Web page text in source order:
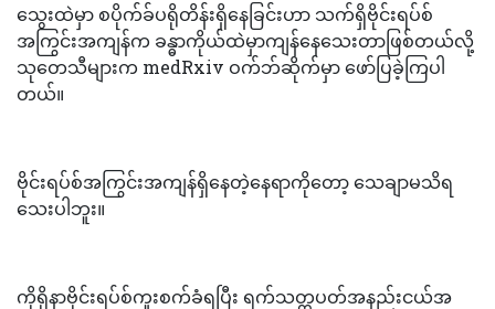
သွေးထဲမှာ စပိုက်ခ်ပရိုတိန်းရှိနေခြင်းဟာ သက်ရှိဗိုင်းရပ်စ်
အကြွင်းအကျန်က ခန္ဓာကိုယ်ထဲမှာကျန်နေသေးတာဖြစ်တယ်လို့
သုတေသီများက medRxiv ဝက်ဘ်ဆိုက်မှာ ဖော်ပြခဲ့ကြပါ
တယ်။
ဗိုင်းရပ်စ်အကြွင်းအကျန်ရှိနေတဲ့နေရာကိုတော့ သေချာမသိရ
သေးပါဘူး။
ကိုရိုနာဗိုင်းရပ်စ်ကူးစက်ခံရပြီး ရက်သတ္တပတ်အနည်းငယ်အ